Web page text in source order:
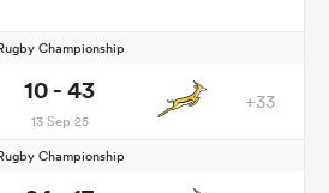
Championship
10 - 43
13 Sep 25
+33
Championship